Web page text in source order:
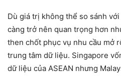
Dù giá trị không thể so sánh
càng trở nên quan trọng hơn
then chốt phục vụ nhu cầu mở
trung tâm dữ liệu. Singapore
dữ liệu của ASEAN nhưng